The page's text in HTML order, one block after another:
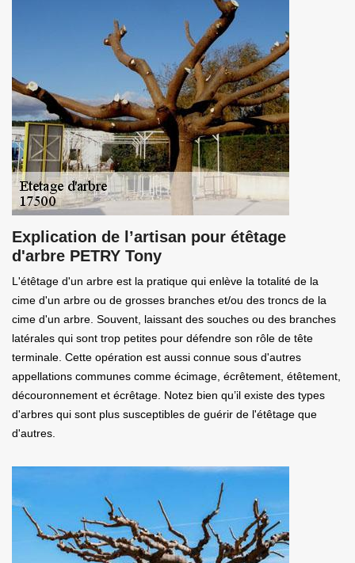
Explication de l’artisan pour étêtage
d'arbre PETRY Tony
L'étêtage d'un arbre est la pratique qui enlève la totalité de la
cime d'un arbre ou de grosses branches et/ou des troncs de la
cime d'un arbre. Souvent, laissant des souches ou des branches
latérales qui sont trop petites pour défendre son rôle de tête
terminale. Cette opération est aussi connue sous d'autres
appellations communes comme écimage, écrêtement, étêtement,
découronnement et écrêtage. Notez bien qu’il existe des types
d'arbres qui sont plus susceptibles de guérir de l'étêtage que
d'autres.